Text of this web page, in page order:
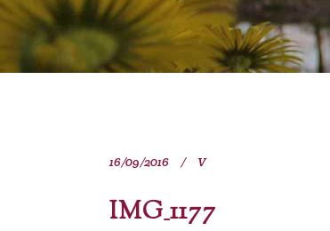
16/09/2016 V
IMG_1177